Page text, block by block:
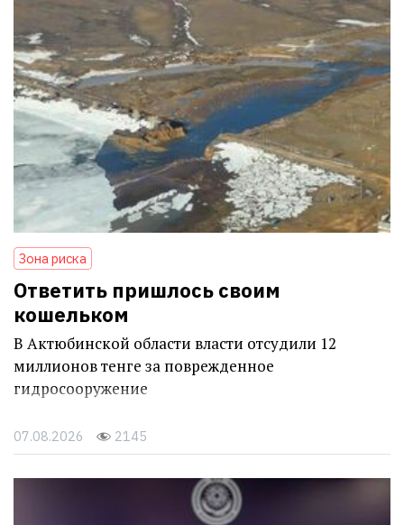
Зона риска
Ответить пришлось своим
кошельком
В Актюбинской области власти отсудили 12
миллионов тенге за поврежденное
гидросооружение
07.08.2026 2145